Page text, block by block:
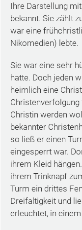
Ihre Darstellung
bekannt. Sie zählt
war eine
Nikomedien) lebte.
Sie war eine sehr
hatte. Doch jeden
heimlich eine
Christin werden
bekannter
so ließ er einen
eingesperrt war.
ihrem Kleid
ihrem Trinknapf
Turm ein drittes
Dreifaltigkeit und
erleuchtet, in